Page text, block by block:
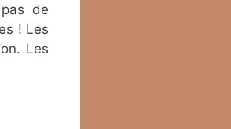
de
! Les
Les